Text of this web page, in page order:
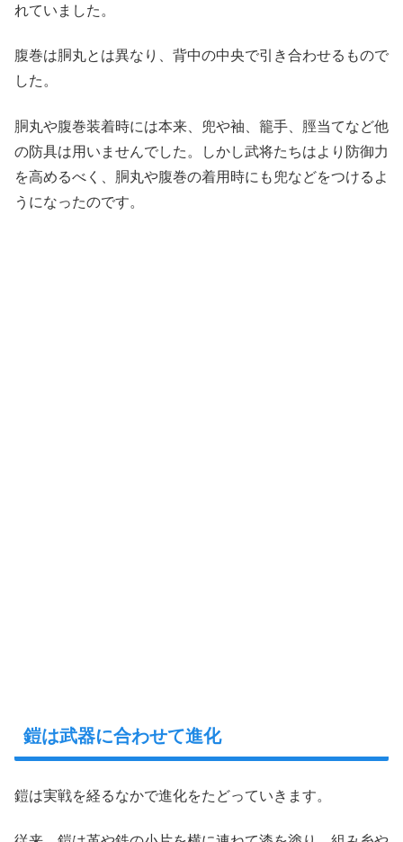
れていました。
腹巻は胴丸とは異なり、背中の中央で引き合わせるもので
した。
胴丸や腹巻装着時には本来、兜や袖、籠手、脛当てなど他
の防具は用いませんでした。しかし武将たちはより防御力
を高めるべく、胴丸や腹巻の着用時にも兜などをつけるよ
うになったのです。
鎧は武器に合わせて進化
鎧は実戦を経るなかで進化をたどっていきます。